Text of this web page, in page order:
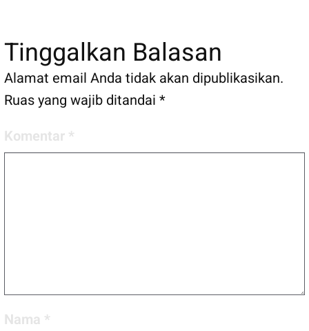
Tinggalkan Balasan
Alamat email Anda tidak akan dipublikasikan.
Ruas yang wajib ditandai *
Komentar *
Nama *